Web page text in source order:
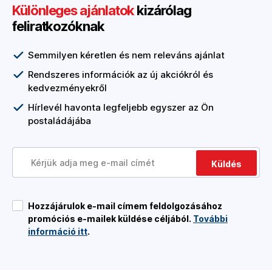
Különleges ajánlatokkizárólag
feliratkozóknak
Semmilyen kéretlen és nem releváns ajánlat
Rendszeres információk az új akciókról és
kedvezményekről
Hírlevél havonta legfeljebb egyszer az Ön
postaládájába
Küldés
Hozzájárulok e-mail címem feldolgozásához
promóciós e-mailek küldése céljából. További
információ itt.